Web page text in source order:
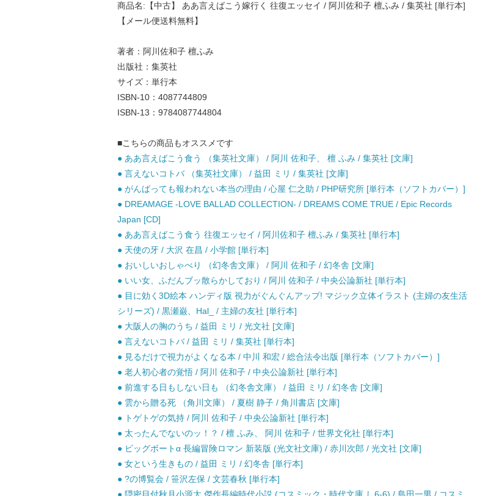
商品名:【中古】 ああ言えばこう嫁行く 往復エッセイ / 阿川佐和子 檀ふみ / 集英社 [単行本]
【メール便送料無料】
著者：阿川佐和子 檀ふみ
出版社：集英社
サイズ：単行本
ISBN-10：4087744809
ISBN-13：9784087744804
■こちらの商品もオススメです
● ああ言えばこう食う （集英社文庫） / 阿川 佐和子、 檀 ふみ / 集英社 [文庫]
● 言えないコトバ （集英社文庫） / 益田 ミリ / 集英社 [文庫]
● がんばっても報われない本当の理由 / 心屋 仁之助 / PHP研究所 [単行本（ソフトカバー）]
● DREAMAGE -LOVE BALLAD COLLECTION- / DREAMS COME TRUE / Epic Records
Japan [CD]
● ああ言えばこう食う 往復エッセイ / 阿川佐和子 檀ふみ / 集英社 [単行本]
● 天使の牙 / 大沢 在昌 / 小学館 [単行本]
● おいしいおしゃべり （幻冬舎文庫） / 阿川 佐和子 / 幻冬舎 [文庫]
● いい女、ふだんブッ散らかしており / 阿川 佐和子 / 中央公論新社 [単行本]
● 目に効く3D絵本 ハンディ版 視力がぐんぐんアップ! マジック立体イラスト (主婦の友生活
シリーズ) / 黒瀬巌、Hal_ / 主婦の友社 [単行本]
● 大阪人の胸のうち / 益田 ミリ / 光文社 [文庫]
● 言えないコトバ / 益田 ミリ / 集英社 [単行本]
● 見るだけで視力がよくなる本 / 中川 和宏 / 総合法令出版 [単行本（ソフトカバー）]
● 老人初心者の覚悟 / 阿川 佐和子 / 中央公論新社 [単行本]
● 前進する日もしない日も （幻冬舎文庫） / 益田 ミリ / 幻冬舎 [文庫]
● 雲から贈る死 （角川文庫） / 夏樹 静子 / 角川書店 [文庫]
● トゲトゲの気持 / 阿川 佐和子 / 中央公論新社 [単行本]
● 太ったんでないのッ！？ / 檀 ふみ、 阿川 佐和子 / 世界文化社 [単行本]
● ビッグボートα 長編冒険ロマン 新装版 (光文社文庫) / 赤川次郎 / 光文社 [文庫]
● 女という生きもの / 益田 ミリ / 幻冬舎 [単行本]
● ?の博覧会 / 笹沢左保 / 文芸春秋 [単行本]